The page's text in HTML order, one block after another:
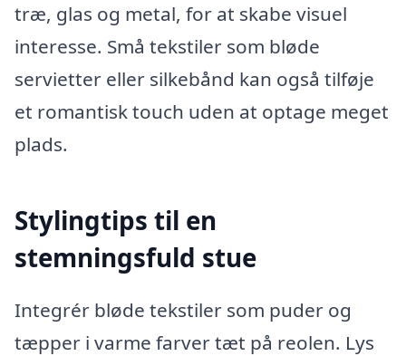
træ, glas og metal, for at skabe visuel
interesse. Små tekstiler som bløde
servietter eller silkebånd kan også tilføje
et romantisk touch uden at optage meget
plads.
Stylingtips til en
stemningsfuld stue
Integrér bløde tekstiler som puder og
tæpper i varme farver tæt på reolen. Lys